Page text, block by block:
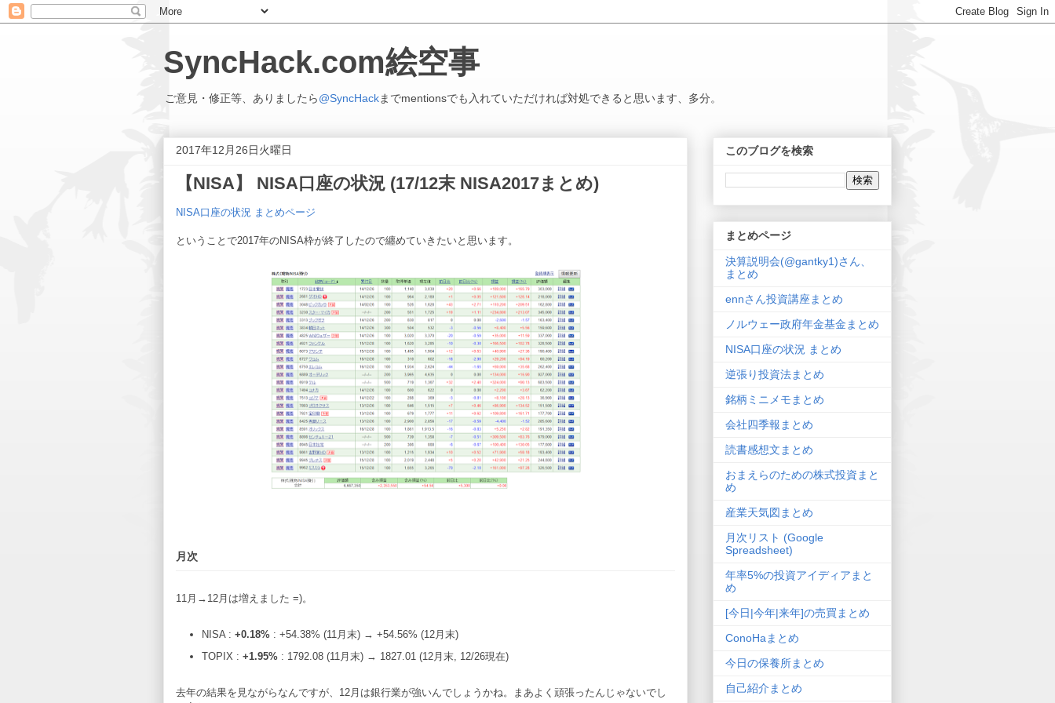
SyncHack.com絵空事
ご意見・修正等、ありましたら@SyncHackまでmentionsでも入れていただければ対処できると思います、多分。
2017年12月26日火曜日
【NISA】 NISA口座の状況 (17/12末 NISA2017まとめ)
NISA口座の状況 まとめページ
ということで2017年のNISA枠が終了したので纏めていきたいと思います。
月次
11月→12月は増えました =)。
NISA : +0.18%: +54.38% (11月末) → +54.56% (12月末)
TOPIX : +1.95%: 1792.08 (11月末) → 1827.01 (12月末, 12/26現在)
去年の結果を見ながらなんですが、12月は銀行業が強いんでしょうかね。まあよく頑張ったんじゃないでし
このブログを検索
まとめページ
決算説明会(@gantky1)さん、
まとめ
ennさん投資講座まとめ
ノルウェー政府年金基金まとめ
NISA口座の状況 まとめ
逆張り投資法まとめ
銘柄ミニメモまとめ
会社四季報まとめ
読書感想文まとめ
おまえらのための株式投資まと
め
産業天気図まとめ
月次リスト (Google
Spreadsheet)
年率5%の投資アイディアまと
め
[今日|今年|来年]の売買まとめ
ConoHaまとめ
今日の保養所まとめ
自己紹介まとめ